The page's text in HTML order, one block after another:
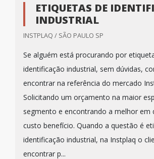
ETIQUETAS DE
INDUSTRIAL
INSTPLAQ / SÃO PAULO SP
Se alguém está procurando por
identificação industrial, sem dúvidas,
encontrar na referência do mercado
Solicitando um orçamento na maior
segmento e encontrando a melhor em
custo benefício. Quando a questão é
identificação industrial, na Instplaq o
encontrar p...